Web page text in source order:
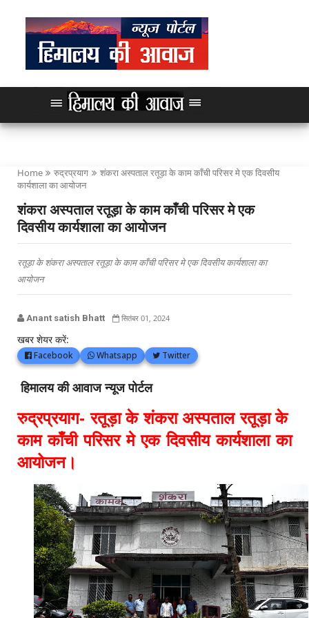
Home रुद्रप्रयाग
शंकरा अस्पताल रतूड़ा के काम काँची परिसर मे एक दिवसीय
कार्यशाला का आयोजन
शंकरा अस्पताल रतूड़ा के काम काँची परिसर मे एक
दिवसीय कार्यशाला का आयोजन
रतूड़ा के शंकरा अस्पताल रतूड़ा के काम काँची परिसर मे एक दिवसीय कार्यशाला का
आयोजन
Anant satish Bhatt सितंबर 01, 2024
खबर शेयर करें:
Facebook Whatsapp Twitter
हिमालय की आवाज न्यूज पोर्टल
रुद्रप्रयाग- रतूड़ा के शंकरा अस्पताल रतूड़ा के
काम काँची परिसर मे एक दिवसीय कार्यशाला का
आयोजन।